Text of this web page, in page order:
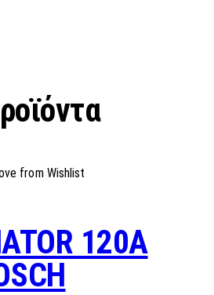
from Wishlist
120A